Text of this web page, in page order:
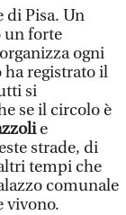
di Pisa. Un
un forte
ogni
ha registrato il
si
se il circolo è
e
strade, di
tempi che
comunale
vivono.